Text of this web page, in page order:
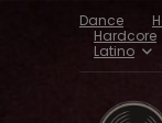
Dance
Hardcore
Latino